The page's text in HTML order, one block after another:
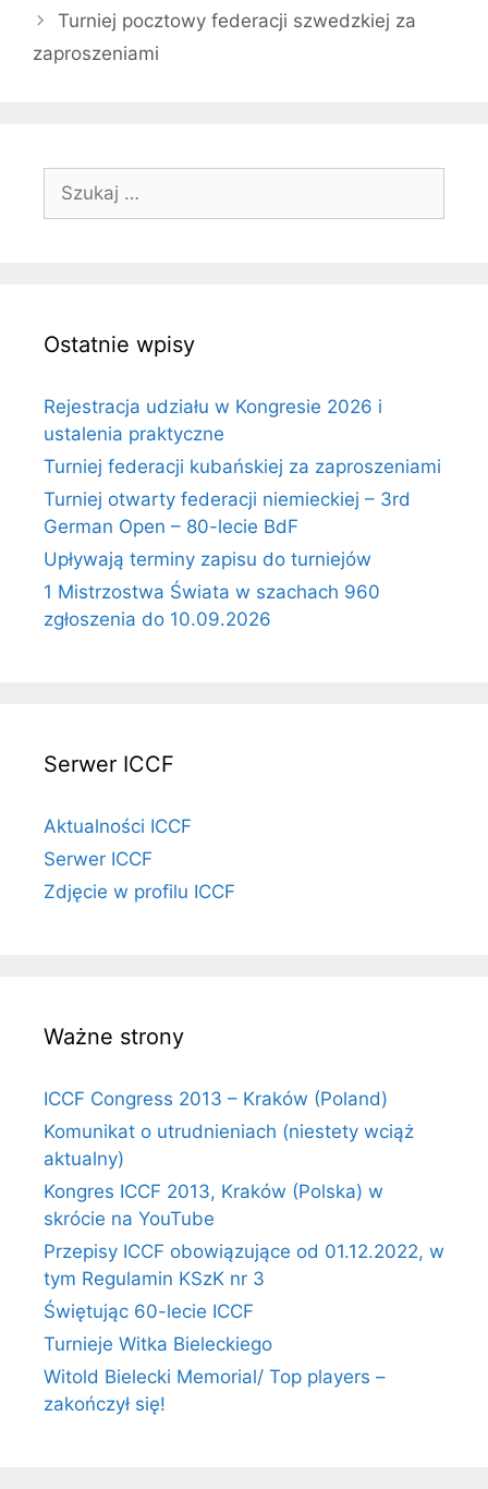
Turniej pocztowy federacji szwedzkiej za
zaproszeniami
Ostatnie wpisy
Rejestracja udziału w Kongresie 2026 i
ustalenia praktyczne
Turniej federacji kubańskiej za zaproszeniami
Turniej otwarty federacji niemieckiej – 3rd
German Open – 80-lecie BdF
Upływają terminy zapisu do turniejów
1 Mistrzostwa Świata w szachach 960
zgłoszenia do 10.09.2026
Serwer ICCF
Aktualności ICCF
Serwer ICCF
Zdjęcie w profilu ICCF
Ważne strony
ICCF Congress 2013 – Kraków (Poland)
Komunikat o utrudnieniach (niestety wciąż
aktualny)
Kongres ICCF 2013, Kraków (Polska) w
skrócie na YouTube
Przepisy ICCF obowiązujące od 01.12.2022, w
tym Regulamin KSzK nr 3
Świętując 60-lecie ICCF
Turnieje Witka Bieleckiego
Witold Bielecki Memorial/ Top players –
zakończył się!